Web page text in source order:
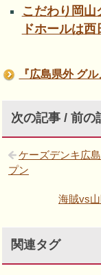
こだわり岡
ドホールは
『広島県外 グ
次の記事 / 前の
ケーズデンキ広
プン
海賊vs
関連タグ